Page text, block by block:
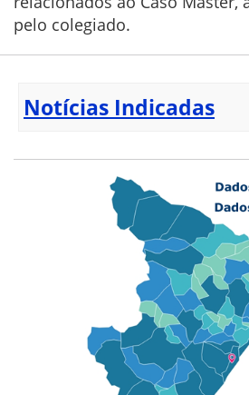
pelo colegiado.
Notícias Indicadas